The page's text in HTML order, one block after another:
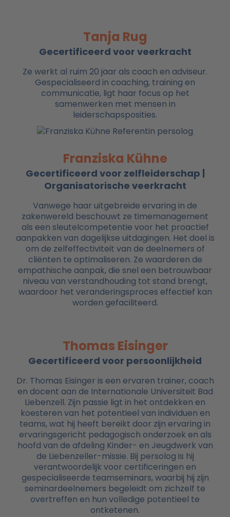
Tanja Rug
Gecertificeerd voor veerkracht
Ze werkt al ruim 20 jaar als coach en adviseur.
Gespecialiseerd in coaching, training en
communicatie, ligt haar focus op het
samenwerken met mensen in
leiderschapsposities.
Franziska Kühne
Gecertificeerd voor zelfleiderschap |
Organisatorische veerkracht
Vanwege haar uitgebreide ervaring in de
zakenwereld beschouwt ze timemanagement
als een sleutelcompetentie voor het proactief
aanpakken van dagelijkse uitdagingen. Het doel is
om de zelfeffectiviteit van de deelnemers of
cliënten te optimaliseren. Ze waarderen de
empathische aanpak, die snel een betrouwbaar
niveau van verstandhouding tot stand brengt,
waardoor het veranderingsproces effectief kan
worden gefaciliteerd.
Thomas Eisinger
Gecertificeerd voor persoonlijkheid
Dr. Thomas Eisinger is een ervaren trainer, coach
en docent aan de Internationale Universiteit Bad
Liebenzell. Zijn passie ligt in het ontdekken en
koesteren van het potentieel van individuen en
teams, wat hij heeft bereikt door zijn ervaring in
ervaringsgericht pedagogisch onderzoek en als
hoofd van de afdeling Kinder- en Jeugdwerk van
de Liebenzeller-missie. Bij persolog is hij
verantwoordelijk voor certificeringen en
gespecialiseerde teamseminars, waarbij hij zijn
seminardeelnemers begeleidt om zichzelf te
overtreffen en hun volledige potentieel te
ontketenen.